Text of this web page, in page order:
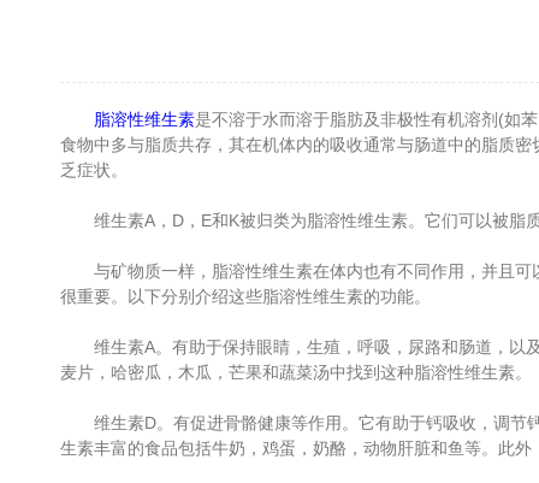
脂溶性维生素是不溶于水而溶于脂肪及非极性有机溶剂(如
食物中多与脂质共存，其在机体内的吸收通常与肠道中的脂质
乏症状。
维生素A，D，E和K被归类为脂溶性维生素。它们可以被脂
与矿物质一样，脂溶性维生素在体内也有不同作用，并且可
很重要。以下分别介绍这些脂溶性维生素的功能。
维生素A。有助于保持眼睛，生殖，呼吸，尿路和肠道，以
麦片，哈密瓜，木瓜，芒果和蔬菜汤中找到这种脂溶性维生素。
维生素D。有促进骨骼健康等作用。它有助于钙吸收，调节
生素丰富的食品包括牛奶，鸡蛋，奶酪，动物肝脏和鱼等。此